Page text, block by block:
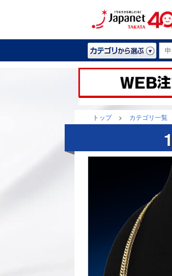
トップ > カテゴリ一覧